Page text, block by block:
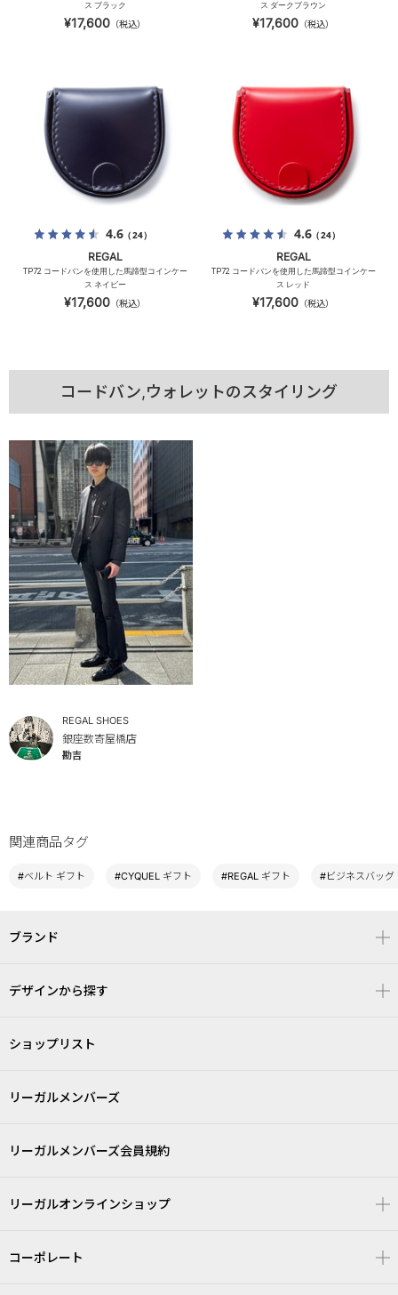
ス ブラック
¥17,600 （税込）
ス ダークブラウン
¥17,600 （税込）
4.6（24）
REGAL
TP72 コードバンを使用した馬蹄型コインケー
ス ネイビー
¥17,600 （税込）
4.6（24）
REGAL
TP72 コードバンを使用した馬蹄型コインケー
ス レッド
¥17,600 （税込）
コードバン,ウォレットのスタイリング
REGAL SHOES
銀座数寄屋橋店
勘吉
関連商品タグ
#ベルト ギフト #CYQUEL ギフト #REGAL ギフト #ビジネスバッグ
ブランド
デザインから探す
ショップリスト
リーガルメンバーズ
リーガルメンバーズ会員規約
リーガルオンラインショップ
コーポレート